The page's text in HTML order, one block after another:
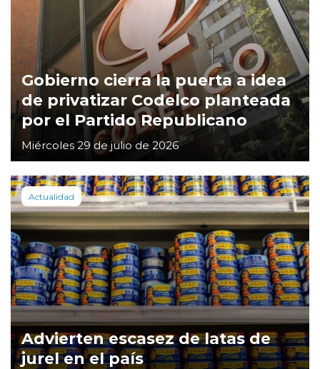
Gobierno cierra la puerta a idea
de privatizar Codelco planteada
por el Partido Republicano
Miércoles 29 de julio de 2026
Actualidad
Advierten escasez de latas de
jurel en el país